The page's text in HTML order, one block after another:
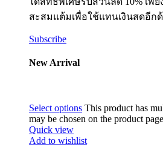
สะสมแต้มเพื่อใช้แทนเงินสดอีก
Subscribe
New Arrival
Select options This product has
may be chosen on the product page
Quick view
Add to wishlist